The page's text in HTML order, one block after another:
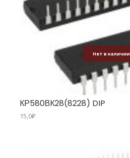
Нет в наличии
КР580ВК28(8228) DIP
15,0₽